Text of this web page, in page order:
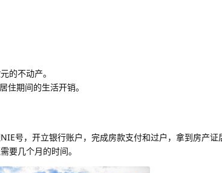
的不动产。
住期间的生活开销。
号，开立银行账户，完成房款支付和过户，拿到房产证
要几个月的时间。